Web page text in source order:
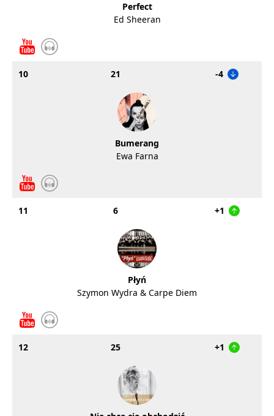
Perfect
Ed Sheeran
10 21 -4
Bumerang
Ewa Farna
11 6 +1
Płyń
Szymon Wydra & Carpe Diem
12 25 +1